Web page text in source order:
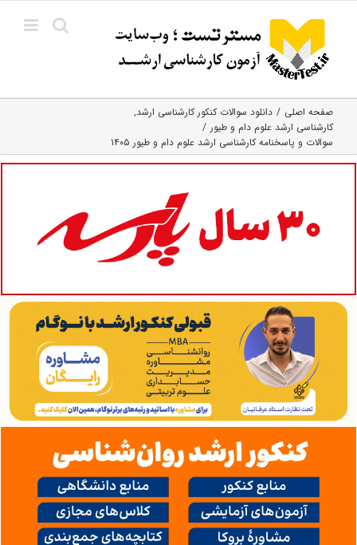
content
صفحه اصلی
دانلود سوالات کنکور کارشناسی ارشد
کارشناسی ارشد علوم دام و طیور
سوالات و پاسخنامه کارشناسی ارشد علوم دام و طیور ۱۴۰۵